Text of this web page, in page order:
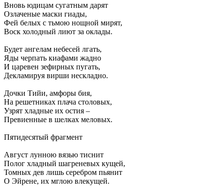
Вновь юдицам сугатным дарят
Озлаченые маски гиады,
Фей белых с тьмою нощной мирят,
Воск холодный лиют за оклады.
Будет ангелам небесей лгать,
Яды черпать киафами жадно
И царевен зефирных пугать,
Декламируя вирши нескладно.
Дочки Тийи, амфоры бия,
На решетниках плача столовых,
Узрят хладные их остия –
Превиенные в шелках меловых.
Пятидесятый фрагмент
Август лунною вязью тиснит
Полог хладный шагреневых кущей,
Томных дев лишь серебром пьянит
О Эйрене, их мглою влекущей.